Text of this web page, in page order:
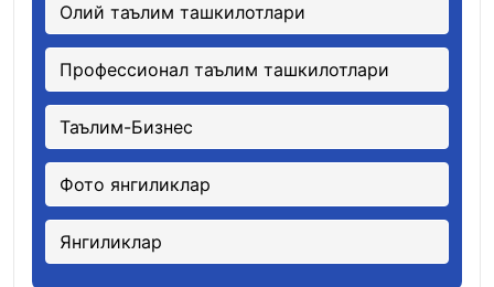
Олий таълим ташкилотлари
Профессионал таълим ташкилотлари
Таълим-Бизнес
Фото янгиликлар
Янгиликлар